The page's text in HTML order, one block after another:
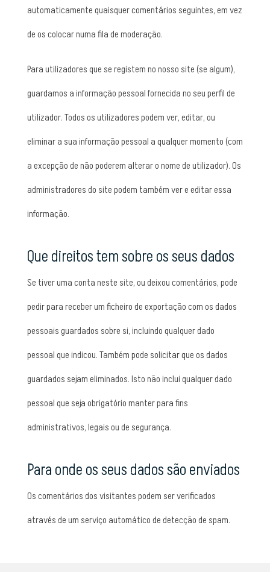
automaticamente quaisquer comentários seguintes, em vez
de os colocar numa fila de moderação.
Para utilizadores que se registem no nosso site (se algum),
guardamos a informação pessoal fornecida no seu perfil de
utilizador. Todos os utilizadores podem ver, editar, ou
eliminar a sua informação pessoal a qualquer momento (com
a excepção de não poderem alterar o nome de utilizador). Os
administradores do site podem também ver e editar essa
informação.
Que direitos tem sobre os seus dados
Se tiver uma conta neste site, ou deixou comentários, pode
pedir para receber um ficheiro de exportação com os dados
pessoais guardados sobre si, incluindo qualquer dado
pessoal que indicou. Também pode solicitar que os dados
guardados sejam eliminados. Isto não inclui qualquer dado
pessoal que seja obrigatório manter para fins
administrativos, legais ou de segurança.
Para onde os seus dados são enviados
Os comentários dos visitantes podem ser verificados
através de um serviço automático de detecção de spam.